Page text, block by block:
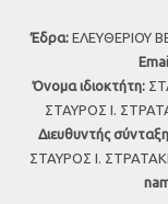
Έδρα: ΕΛΕΥΘΕΡΙΟΥ
Όνομα ιδιοκτήτη:
ΣΤΑΥΡΟΣ Ι.
Διευθυντής
ΣΤΑΥΡΟΣ Ι.